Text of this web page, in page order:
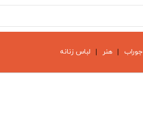
جوراب هنر لباس زنانه